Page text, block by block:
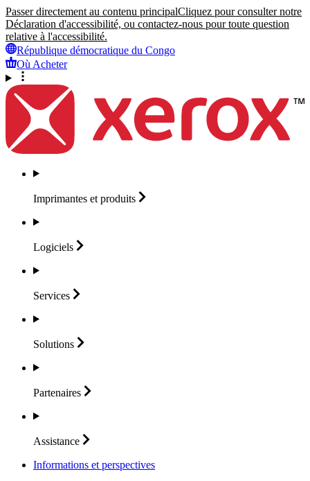
Passer directement au contenu principalCliquez pour consulter notre
Déclaration d'accessibilité, ou contactez-nous pour toute question
relative à l'accessibilité.
République démocratique du Congo
Où Acheter
Imprimantes et produits
Logiciels
Services
Solutions
Partenaires
Assistance
Informations et perspectives